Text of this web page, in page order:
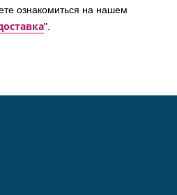
ознакомиться на нашем
".